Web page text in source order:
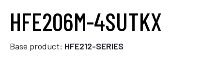
HFE206M-4SUTKX
Base product: HFE212-SERIES